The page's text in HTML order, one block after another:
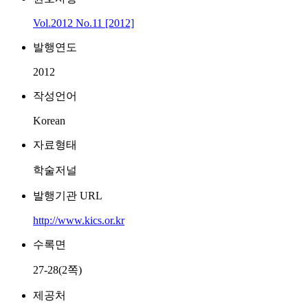
Vol.2012 No.11 [2012]
발행연도
2012
작성언어
Korean
자료형태
학술저널
발행기관 URL
http://www.kics.or.kr
수록면
27-28(2쪽)
제공처